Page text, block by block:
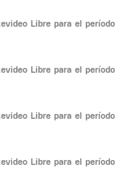
Libre para el
Libre para el
Libre para el
Libre para el